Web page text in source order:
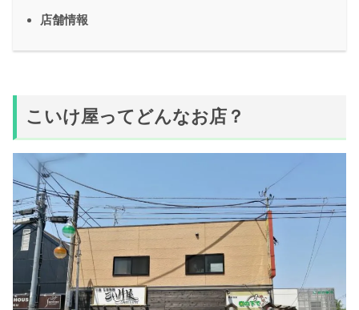
店舗情報
こいけ屋ってどんなお店？